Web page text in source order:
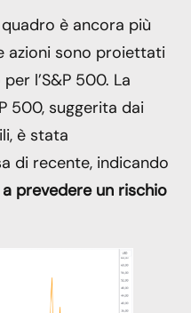
è ancora più
azioni sono proiettati
l’S&P 500. La
500, suggerita dai
è stata
di recente, indicando
prevedere un rischio